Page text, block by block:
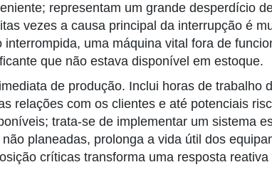
representam um grande desperdício
vezes a causa principal da interrupção é
uma máquina vital fora de
que não estava disponível em estoque.
de produção. Inclui horas de
relações com os clientes e até potenciais
trata-se de implementar um sistema
planeadas, prolonga a vida útil dos
críticas transforma uma resposta